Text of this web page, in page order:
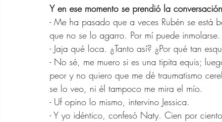
Ofertas Banana
Y en ese momento se prendió la
- Me ha pasado que a veces Rubén se
que no se lo agarro. Por mí puede
- Jaja qué loca. ¿Tanto así? ¿Por qué tan
- No sé, me muero si es una tipita equis;
peor y no quiero que me dé traumatismo
se lo veo, ni él tampoco me mira el mío.
- Uf opino lo mismo, intervino Jessica.
- Y yo idéntico, confesó Naty. Cien por